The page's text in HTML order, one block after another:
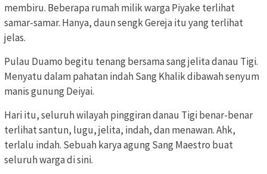
membiru. Beberapa rumah milik warga Piyake terlihat
samar-samar. Hanya, daun sengk Gereja itu yang terlihat
jelas.
Pulau Duamo begitu tenang bersama sang jelita danau Tigi.
Menyatu dalam pahatan indah Sang Khalik dibawah senyum
manis gunung Deiyai.
Hari itu, seluruh wilayah pinggiran danau Tigi benar-benar
terlihat santun, lugu, jelita, indah, dan menawan. Ahk,
terlalu indah. Sebuah karya agung Sang Maestro buat
seluruh warga di sini.